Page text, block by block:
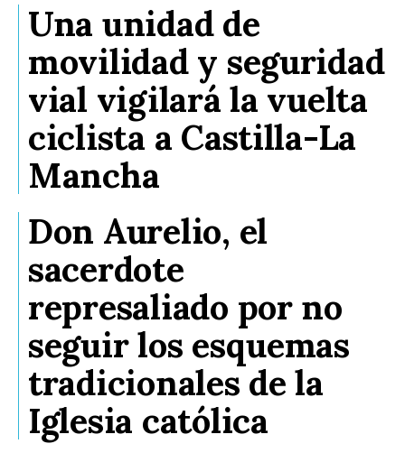
Una unidad de
movilidad y seguridad
vial vigilará la vuelta
ciclista a Castilla-La
Mancha
Don Aurelio, el
sacerdote
represaliado por no
seguir los esquemas
tradicionales de la
Iglesia católica